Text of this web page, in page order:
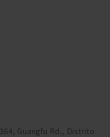
Guangfu Rd.,
Distrito